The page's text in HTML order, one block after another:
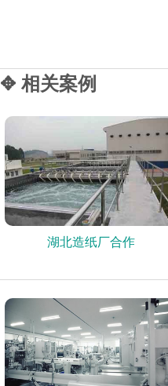
✥ 相关案例
湖北造纸厂合作